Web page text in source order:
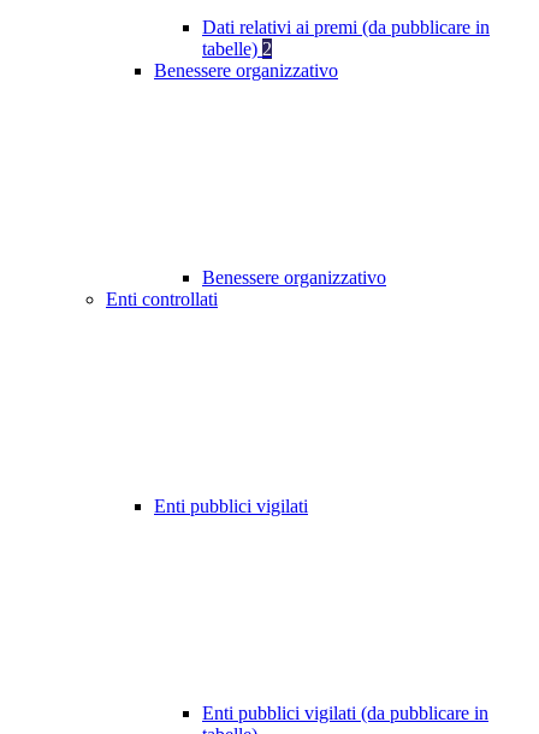
Dati relativi ai premi (da pubblicare in
tabelle) 2
Benessere organizzativo
Benessere organizzativo
Enti controllati
Enti pubblici vigilati
Enti pubblici vigilati (da pubblicare in